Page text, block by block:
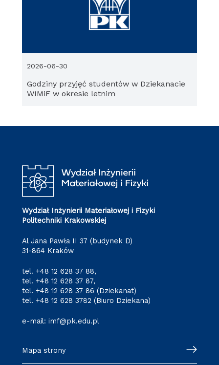
Godziny przyjęć studentów w Dziekanacie
WIMiF w okresie letnim
2026-06-30
Wydział Inżynierii Materiałowej i Fizyki
Politechniki Krakowskiej
Al Jana Pawła II 37 (budynek D)
31-864 Kraków
tel. +48 12 628 37 88,
tel. +48 12 628 37 87,
tel. +48 12 628 37 86 (Dziekanat)
tel. +48 12 628 3782 (Biuro Dziekana)
e-mail: imf@pk.edu.pl
Mapa strony